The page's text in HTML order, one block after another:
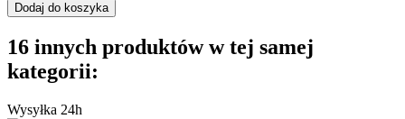
Dodaj do koszyka
16 innych produktów w tej samej
kategorii:
Wysyłka 24h